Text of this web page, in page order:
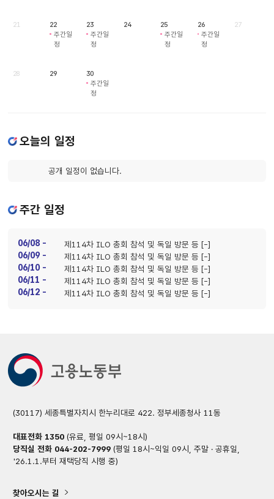
21
22
주간일
정
23
주간일
정
24
25
주간일
정
26
주간일
정
27
28 29
30
주간일
정
오늘의 일정
공개 일정이 없습니다.
주간 일정
06/08 - 제114차 ILO 총회 참석 및 독일 방문 등 [-]
06/09 - 제114차 ILO 총회 참석 및 독일 방문 등 [-]
06/10 - 제114차 ILO 총회 참석 및 독일 방문 등 [-]
06/11 - 제114차 ILO 총회 참석 및 독일 방문 등 [-]
06/12 - 제114차 ILO 총회 참석 및 독일 방문 등 [-]
(30117) 세종특별자치시 한누리대로 422. 정부세종청사 11동
대표전화 1350(유료, 평일 09시~18시)
당직실 전화 044-202-7999(평일 18시~익일 09시, 주말 · 공휴일,
'26.1.1.부터 재택당직 시행 중)
찾아오시는 길